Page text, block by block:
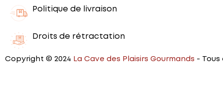
Politique de livraison
Droits de rétractation
Copyright © 2024 La Cave des Plaisirs Gourmands - Tous